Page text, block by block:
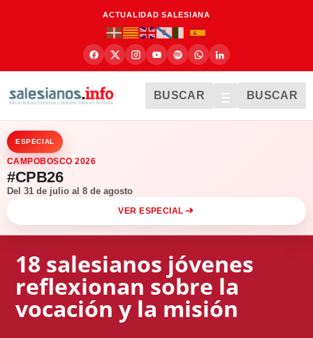
ACTUALIDAD SALESIANA
BUSCAR BUSCAR
ESPECIAL
CAMPOBOSCO 2026
#CPB26
Del 31 de julio al 8 de agosto
VER ESPECIAL
18 salesianos jóvenes
reflexionan sobre la
vocación y la misión